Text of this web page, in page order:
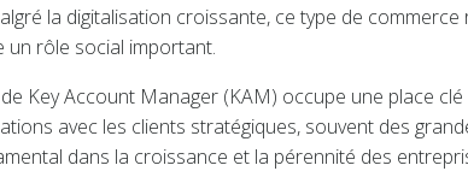
la digitalisation croissante, ce type de
un rôle social important.
Key Account Manager (KAM) occupe une place
avec les clients stratégiques, souvent des
dans la croissance et la pérennité des